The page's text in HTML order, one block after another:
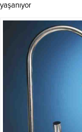
yaşanıyor